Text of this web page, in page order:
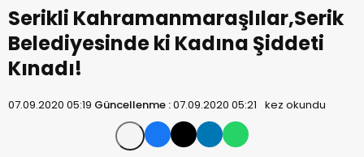
Kınadı!
Serikli Kahramanmaraşlılar,Serik
Belediyesinde ki Kadına Şiddeti
Kınadı!
07.09.2020 05:19 Güncellenme :07.09.2020 05:21 kez okundu